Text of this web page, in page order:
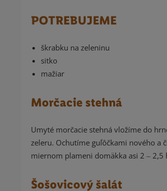
POTREBUJEME
škrabku na zeleninu
sitko
mažiar
Morčacie stehná
Umyté morčacie stehná vložíme do
zeleru. Ochutíme guľôčkami nového a
miernom plameni domäkka asi 2 ‒
Šošovicový šalát